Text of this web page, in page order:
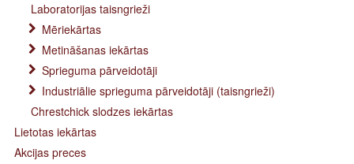
Laboratorijas taisngrieži
Mēriekārtas
Metināšanas iekārtas
Sprieguma pārveidotāji
Industriālie sprieguma pārveidotāji (taisngrieži)
Chrestchick slodzes iekārtas
Lietotas iekārtas
Akcijas preces